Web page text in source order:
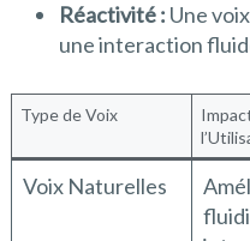
Réactivité : Une
une interaction
Type de Voix
Voix Naturelles